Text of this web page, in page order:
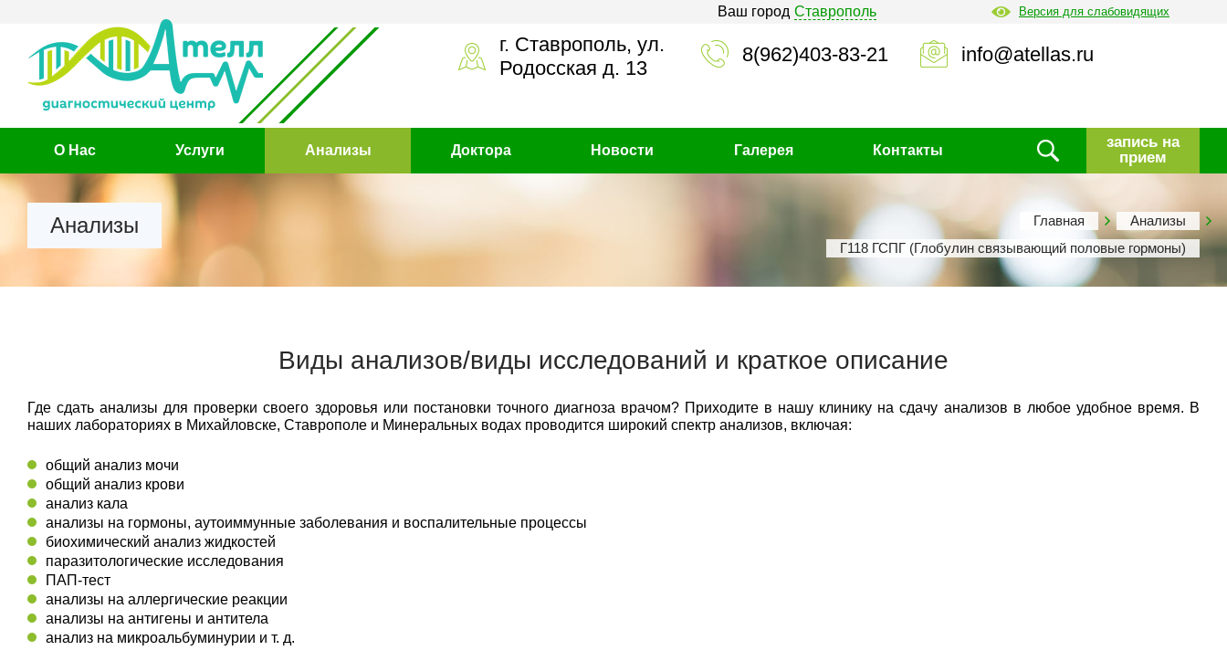
Ваш город Ставрополь Версия для слабовидящих
г. Ставрополь, ул.
Родосская д. 13
8(962)403-83-21 info@atellas.ru
О Нас Услуги Анализы Доктора Новости Галерея Контакты
запись на
прием
Анализы Главная
Анализы
Г118 ГСПГ (Глобулин связывающий половые гормоны)
Виды анализов/виды исследований и краткое описание
Где сдать анализы для проверки своего здоровья или постановки точного диагноза врачом? Приходите в нашу клинику на сдачу анализов в любое удобное время. В
наших лабораториях в Михайловске, Ставрополе и Минеральных водах проводится широкий спектр анализов, включая:
общий анализ мочи
общий анализ крови
анализ кала
анализы на гормоны, аутоиммунные заболевания и воспалительные процессы
биохимический анализ жидкостей
паразитологические исследования
ПАП-тест
анализы на аллергические реакции
анализы на антигены и антитела
анализ на микроальбуминурии и т. д.